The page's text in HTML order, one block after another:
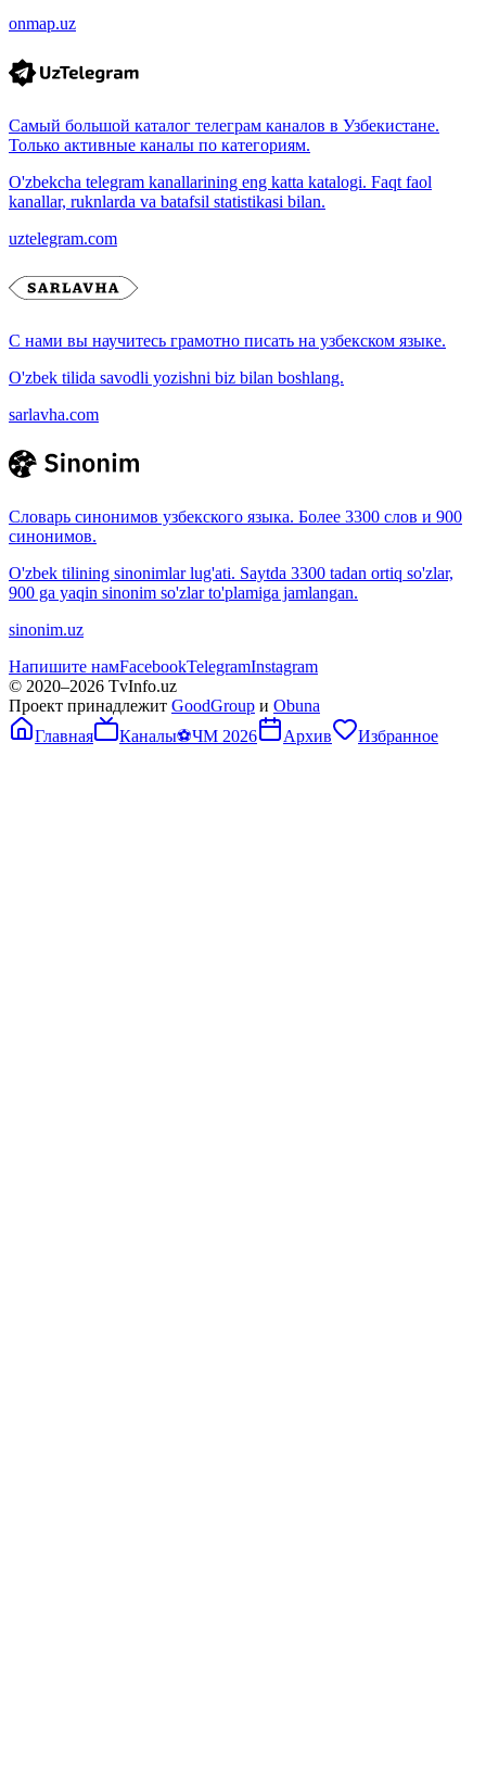
onmap.uz
Самый большой каталог телеграм каналов в Узбекистане.
Только активные каналы по категориям.
O'zbekcha telegram kanallarining eng katta katalogi. Faqt faol
kanallar, ruknlarda va batafsil statistikasi bilan.
uztelegram.com
С нами вы научитесь грамотно писать на узбекском языке.
O'zbek tilida savodli yozishni biz bilan boshlang.
sarlavha.com
Словарь синонимов узбекского языка. Более 3300 слов и 900
синонимов.
O'zbek tilining sinonimlar lug'ati. Saytda 3300 tadan ortiq so'zlar,
900 ga yaqin sinonim so'zlar to'plamiga jamlangan.
sinonim.uz
Напишите намFacebookTelegramInstagram
© 2020–2026 TvInfo.uz
Проект принадлежит GoodGroup и Obuna
Главная
Каналы⚽ЧМ 2026 Архив Избранное